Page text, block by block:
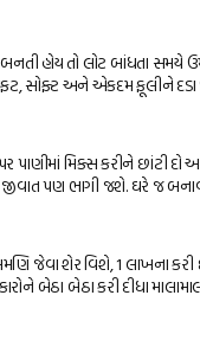
હોય તો લોટ બાંધતા સમયે
સોફ્ટ અને એકદમ ફૂલીને
પાણીમાં મિક્સ કરીને છાંટી
પણ ભાગી જશે. ઘરે જ
જેવા શેર વિશે, 1 લાખના કરી
બેઠા બેઠા કરી દીધા